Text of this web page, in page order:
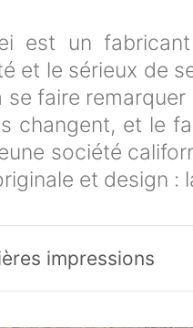
est un
et le sérieux de
se faire
changent, et le
société
et design :
impressions